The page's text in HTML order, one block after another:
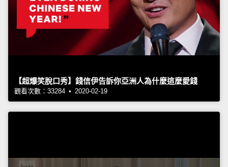
【超爆笑脫口秀】錢信伊告訴你亞洲人為什麼這麼愛錢
觀看次數：33284 • 2020-02-19